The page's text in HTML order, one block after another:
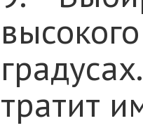
тратит